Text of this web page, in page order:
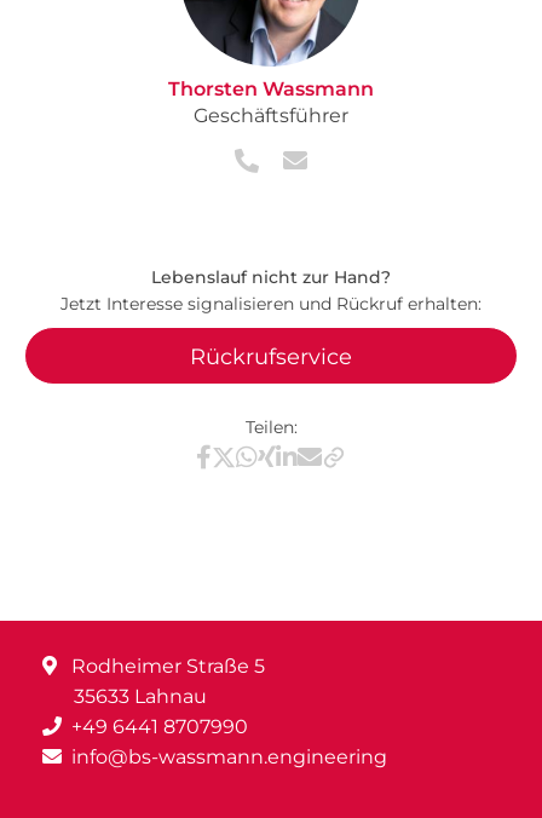
Thorsten Wassmann
Geschäftsführer
Lebenslauf nicht zur Hand?
Jetzt Interesse signalisieren und Rückruf erhalten:
Rückrufservice
Teilen:
Teilen via Facebook
Teilen via X / Twitter
Teilen via WhatsApp
Teilen via Xing
Teilen via LinkedIn
Teilen via E-Mail
Rodheimer Straße 5
35633 Lahnau
+49 6441 8707990
info@bs-wassmann.engineering